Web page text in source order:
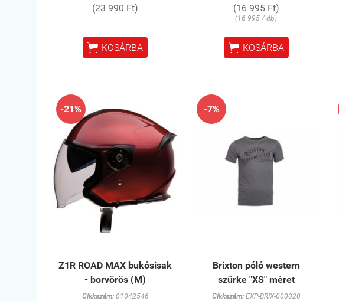
(23 990 Ft)
 KOSÁRBA
(16 995 Ft)
(16 995 / db)
 KOSÁRBA
-21%
Z1R ROAD MAX bukósisak
- borvörös (M)
Cikkszám:01042546
-7%
Brixton póló western
szürke "XS" méret
Cikkszám:EXP-BRIX-000020